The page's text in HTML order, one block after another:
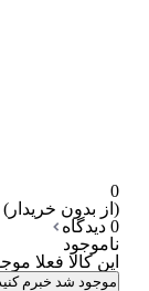
0
(از بدون خریدار)
0 دیدگاه
ناموجود
این کالا فعلا
موجود شد خبرم